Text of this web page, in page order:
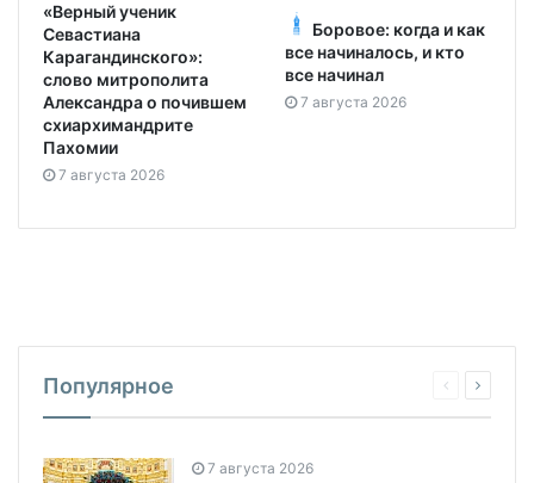
«Верный ученик
Севастиана
Карагандинского»:
слово митрополита
Александра о почившем
схиархимандрите
Пахомии
7 августа 2026
Боровое: когда и как
все начиналось, и кто
все начинал
7 августа 2026
Популярное
7 августа 2026